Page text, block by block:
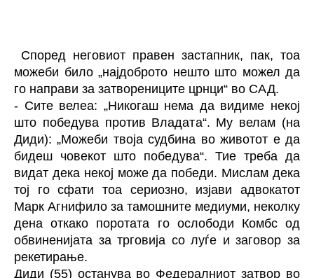
Според неговиот правен застапник, пак, тоа
можеби било „најдоброто нешто што можел да
го направи за затворениците црнци“ во САД.
- Сите велеа: „Никогаш нема да видиме некој
што победува против Владата“. Му велам (на
Диди): „Можеби твоја судбина во животот е да
бидеш човекот што победува“. Тие треба да
видат дека некој може да победи. Мислам дека
тој го сфати тоа сериозно, изјави адвокатот
Марк Агнифило за тамошните медиуми, неколку
дена откако поротата го ослободи Комбс од
обвиненијата за трговија со луѓе и заговор за
рекетирање.
Диди (55) останува во Федералниот затвор во